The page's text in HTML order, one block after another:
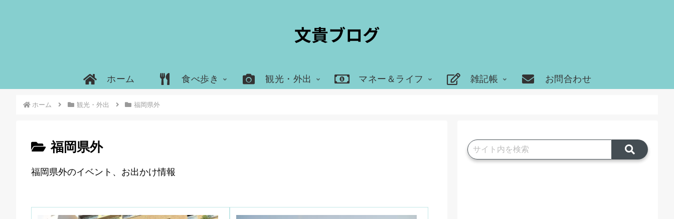
ホーム 食べ歩き 観光・外出 マネー＆ライフ 雑記帳 お問合わせ
ホーム 観光・外出 福岡県外
福岡県外
福岡県外のイベント、お出かけ情報